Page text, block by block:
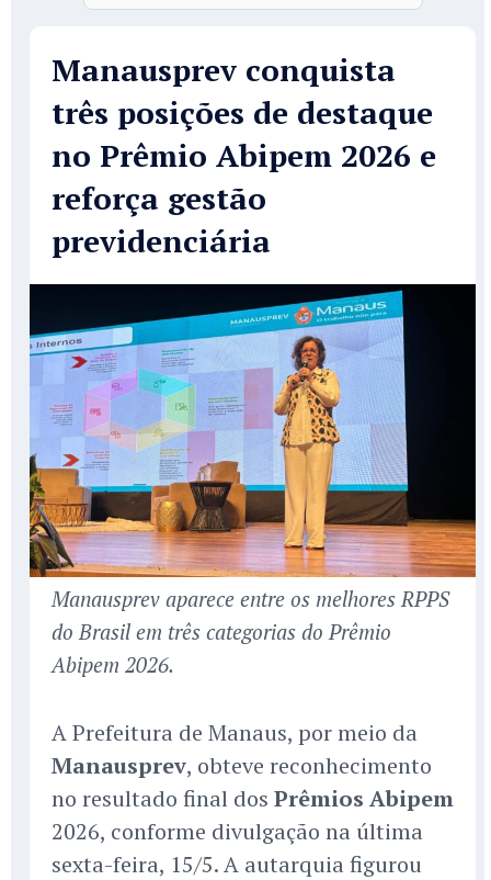
Manausprev conquista
três posições de destaque
no Prêmio Abipem 2026 e
reforça gestão
previdenciária
Manausprev aparece entre os melhores RPPS
do Brasil em três categorias do Prêmio
Abipem 2026.
A Prefeitura de Manaus, por meio da
Manausprev, obteve reconhecimento
no resultado final dos Prêmios Abipem
2026, conforme divulgação na última
sexta-feira, 15/5. A autarquia figurou